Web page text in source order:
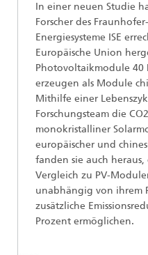
In einer neuen Studie
Forscher des
Energiesysteme ISE
Europäische Union
Photovoltaikmodule 40
erzeugen als Module
Mithilfe einer
Forschungsteam die
monokristalliner
europäischer und
fanden sie auch heraus,
Vergleich zu PV-
unabhängig von ihrem
zusätzliche
Prozent ermöglichen.